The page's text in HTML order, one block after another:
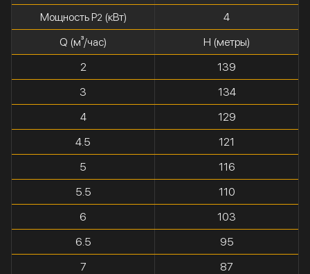
Мощность P2(кВт)
4
Q (м³/час)
H (метры)
2
139
3
134
4
129
4.5
121
5
116
5.5
110
6
103
6.5
95
7
87